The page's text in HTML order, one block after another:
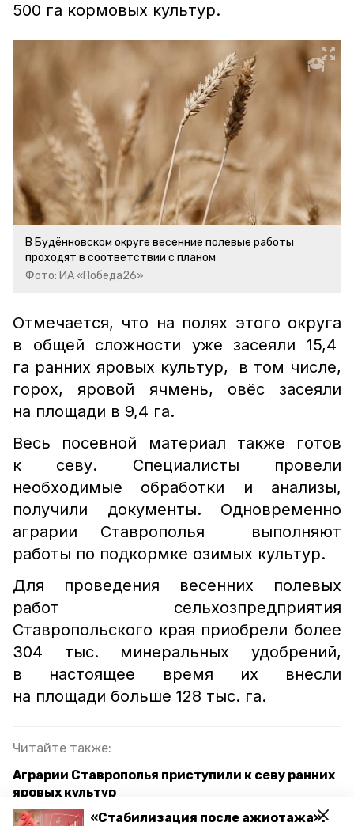
«Стабилизация после ажиотажа»:
500 га кормовых культур.
В Будённовском округе весенние полевые работы
проходят в соответствии с планом
Фото: ИА «Победа26»
Отмечается, что на полях этого округа
в общей сложности уже засеяли 15,4
га ранних яровых культур, в том числе,
горох, яровой ячмень, овёс засеяли
на площади в 9,4 га.
Весь посевной материал также готов
к севу. Специалисты провели
необходимые обработки и анализы,
получили документы. Одновременно
аграрии Ставрополья выполняют
работы по подкормке озимых культур.
Для проведения весенних полевых
работ сельхозпредприятия
Ставропольского края приобрели более
304 тыс. минеральных удобрений,
в настоящее время их внесли
на площади больше 128 тыс. га.
Читайте также:
Аграрии Ставрополья приступили к севу ранних
яровых культур
Хозяйства Ставропольского края обеспечены